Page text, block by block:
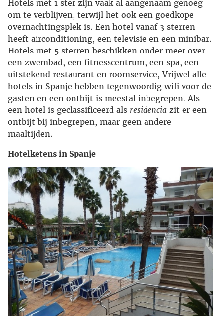
Hotels met 1 ster zijn vaak al aangenaam genoeg
om te verblijven, terwijl het ook een goedkope
overnachtingsplek is. Een hotel vanaf 3 sterren
heeft airconditioning, een televisie en een minibar.
Hotels met 5 sterren beschikken onder meer over
een zwembad, een fitnesscentrum, een spa, een
uitstekend restaurant en roomservice, Vrijwel alle
hotels in Spanje hebben tegenwoordig wifi voor de
gasten en een ontbijt is meestal inbegrepen. Als
een hotel is geclassificeerd als residencia zit er een
ontbijt bij inbegrepen, maar geen andere
maaltijden.
Hotelketens in Spanje